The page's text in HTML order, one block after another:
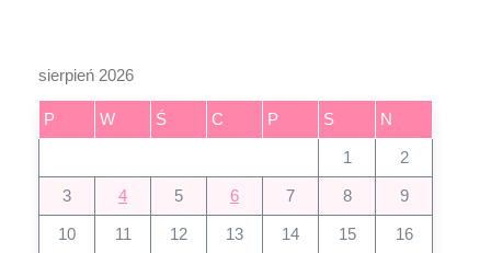
sierpień 2026
P W Ś C P S N
1 2
3 4 5 6 7 8 9
10 11 12 13 14 15 16